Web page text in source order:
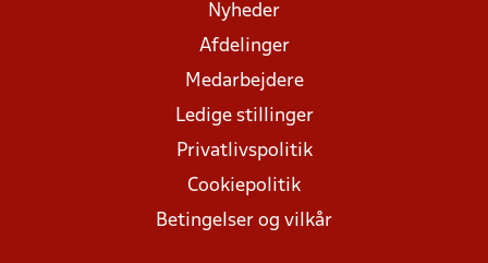
Nyheder
Afdelinger
Medarbejdere
Ledige stillinger
Privatlivspolitik
Cookiepolitik
Betingelser og vilkår